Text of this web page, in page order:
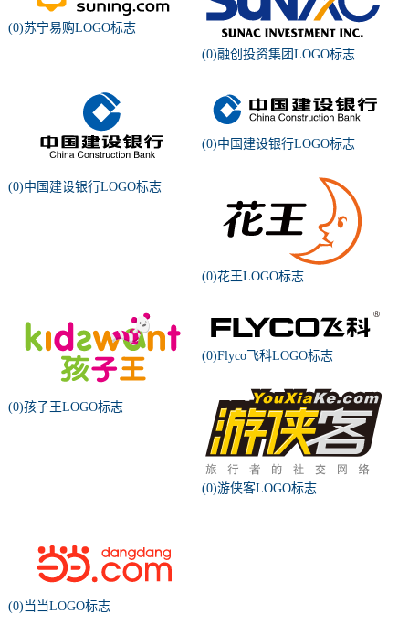
(0)苏宁易购LOGO标志
(0)融创投资集团LOGO标志
(0)中国建设银行LOGO标志
(0)中国建设银行LOGO标志
(0)花王LOGO标志
(0)孩子王LOGO标志
(0)Flyco飞科LOGO标志
(0)游侠客LOGO标志
(0)当当LOGO标志